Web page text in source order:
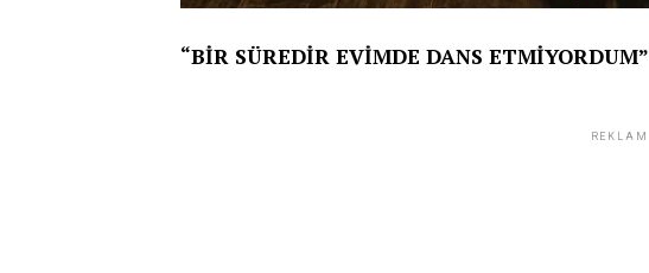
“BİR SÜREDİR EVİMDE DANS ETMİYORDUM”
REKLAM